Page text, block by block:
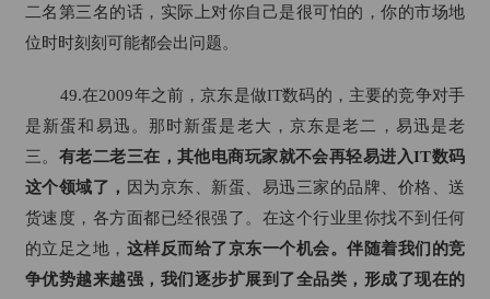
二名第三名的话，实际上对你自己是很可怕的，你的市场地
位时时刻刻可能都会出问题。
49.在2009年之前，京东是做IT数码的，主要的竞争对手
是新蛋和易迅。那时新蛋是老大，京东是老二，易迅是老
三。 有老二老三在，其他电商玩家就不会再轻易进入IT数码
这个领域了， 因为京东、新蛋、易迅三家的品牌、价格、送
货速度，各方面都已经很强了。在这个行业里你找不到任何
的立足之地， 这样反而给了京东一个机会。伴随着我们的竞
争优势越来越强，我们逐步扩展到了全品类，形成了现在的